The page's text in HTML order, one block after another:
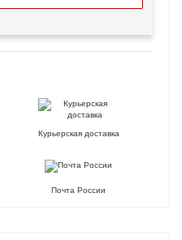
Курьерская доставка
Почта России